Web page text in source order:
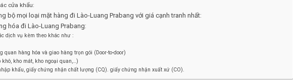
cửa khẩu:
bộ mọi loại mặt hàng đi Lào-Luang Prabang với giá cạnh tranh nhất:
hóa đi Lào-Luang Prabang:
dịch vụ kèm theo khác như :
quan hàng hóa và giao hàng trọn gói (Door-to-door)
kho mát, kho ngoại quan,…)
khẩu, giấy chứng nhận chất lượng (CQ). giấy chứng nhận xuất xứ (CO).